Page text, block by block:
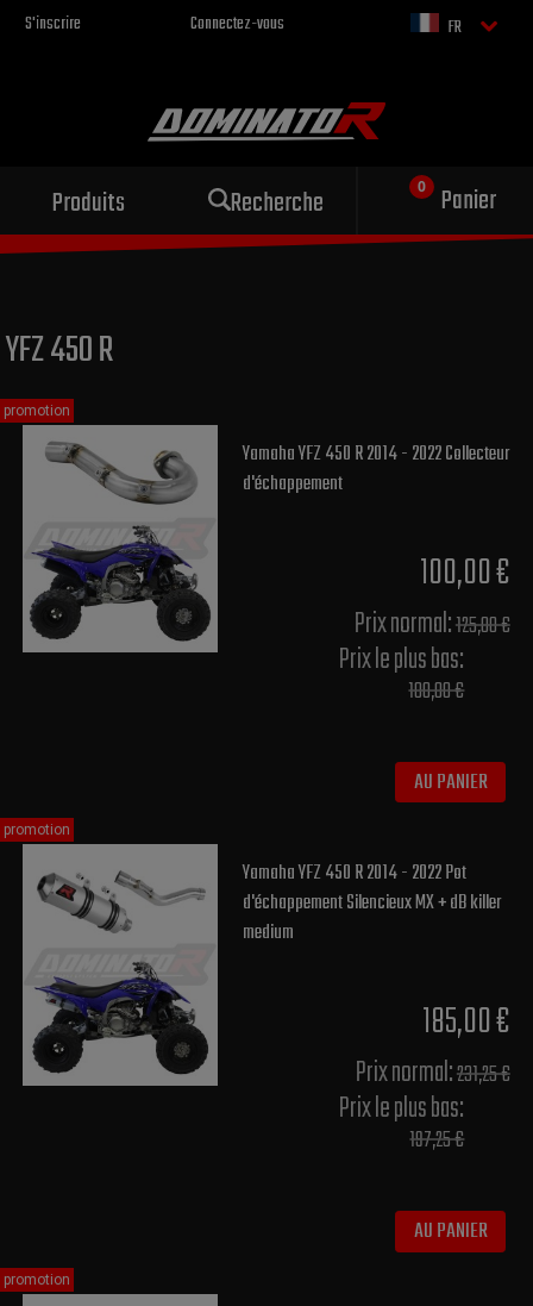
S'inscrire Connectez-vous FR
Produits Recherche Panier
Échappement sportif
pour votre moto
YFZ 450 R
Yamaha YFZ 450 R 2014 - 2022 Collecteur
d'échappement
100,00 €
Prix normal​:125,00 €
Prix le plus bas:
100,00 €
AU PANIER
promotion
Yamaha YFZ 450 R 2014 - 2022 Pot
d'échappement Silencieux MX + dB killer
medium
185,00 €
Prix normal​:231,25 €
Prix le plus bas:
197,25 €
AU PANIER
promotion
promotion